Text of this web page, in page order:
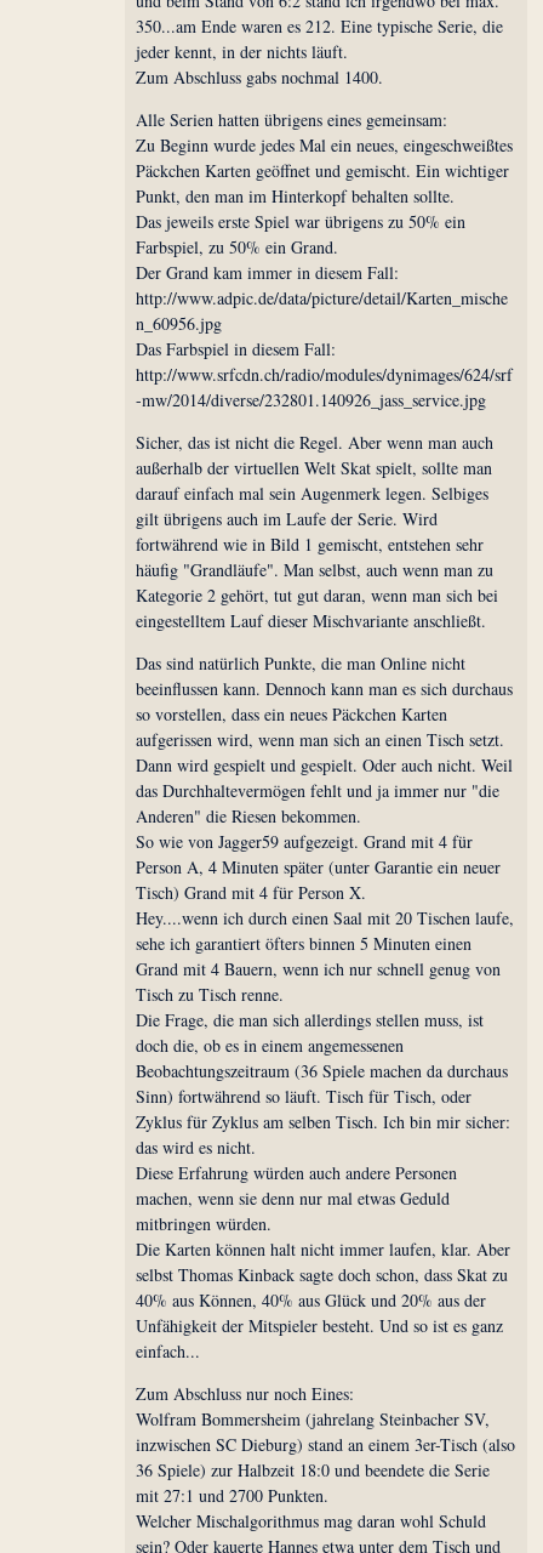
350...am Ende waren es 212. Eine typische Serie, die
jeder kennt, in der nichts läuft.
Zum Abschluss gabs nochmal 1400.
Alle Serien hatten übrigens eines gemeinsam:
Zu Beginn wurde jedes Mal ein neues, eingeschweißtes
Päckchen Karten geöffnet und gemischt. Ein wichtiger
Punkt, den man im Hinterkopf behalten sollte.
Das jeweils erste Spiel war übrigens zu 50% ein
Farbspiel, zu 50% ein Grand.
Der Grand kam immer in diesem Fall:
http://www.adpic.de/data/picture/detail/Karten_mische
n_60956.jpg
Das Farbspiel in diesem Fall:
http://www.srfcdn.ch/radio/modules/dynimages/624/srf
-mw/2014/diverse/232801.140926_jass_service.jpg
Sicher, das ist nicht die Regel. Aber wenn man auch
außerhalb der virtuellen Welt Skat spielt, sollte man
darauf einfach mal sein Augenmerk legen. Selbiges
gilt übrigens auch im Laufe der Serie. Wird
fortwährend wie in Bild 1 gemischt, entstehen sehr
häufig "Grandläufe". Man selbst, auch wenn man zu
Kategorie 2 gehört, tut gut daran, wenn man sich bei
eingestelltem Lauf dieser Mischvariante anschließt.
Das sind natürlich Punkte, die man Online nicht
beeinflussen kann. Dennoch kann man es sich durchaus
so vorstellen, dass ein neues Päckchen Karten
aufgerissen wird, wenn man sich an einen Tisch setzt.
Dann wird gespielt und gespielt. Oder auch nicht. Weil
das Durchhaltevermögen fehlt und ja immer nur "die
Anderen" die Riesen bekommen.
So wie von Jagger59 aufgezeigt. Grand mit 4 für
Person A, 4 Minuten später (unter Garantie ein neuer
Tisch) Grand mit 4 für Person X.
Hey....wenn ich durch einen Saal mit 20 Tischen laufe,
sehe ich garantiert öfters binnen 5 Minuten einen
Grand mit 4 Bauern, wenn ich nur schnell genug von
Tisch zu Tisch renne.
Die Frage, die man sich allerdings stellen muss, ist
doch die, ob es in einem angemessenen
Beobachtungszeitraum (36 Spiele machen da durchaus
Sinn) fortwährend so läuft. Tisch für Tisch, oder
Zyklus für Zyklus am selben Tisch. Ich bin mir sicher:
das wird es nicht.
Diese Erfahrung würden auch andere Personen
machen, wenn sie denn nur mal etwas Geduld
mitbringen würden.
Die Karten können halt nicht immer laufen, klar. Aber
selbst Thomas Kinback sagte doch schon, dass Skat zu
40% aus Können, 40% aus Glück und 20% aus der
Unfähigkeit der Mitspieler besteht. Und so ist es ganz
einfach...
Zum Abschluss nur noch Eines:
Wolfram Bommersheim (jahrelang Steinbacher SV,
inzwischen SC Dieburg) stand an einem 3er-Tisch (also
36 Spiele) zur Halbzeit 18:0 und beendete die Serie
mit 27:1 und 2700 Punkten.
Welcher Mischalgorithmus mag daran wohl Schuld
sein? Oder kauerte Hannes etwa unter dem Tisch und